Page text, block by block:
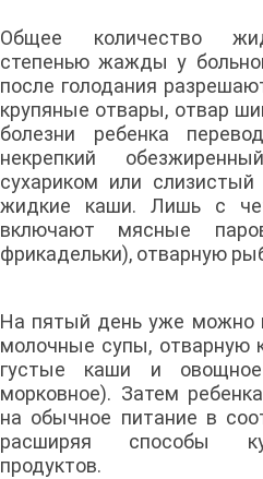
Общее количество
степенью жажды у
после голодания
крупяные отвары, отвар
болезни ребенка
некрепкий
сухариком или слизистый
жидкие каши. Лишь с
включают мясные
фрикадельки), отварную
На пятый день уже можно
молочные супы, отварную
густые каши и
морковное). Затем
на обычное питание в
расширяя способы
продуктов.